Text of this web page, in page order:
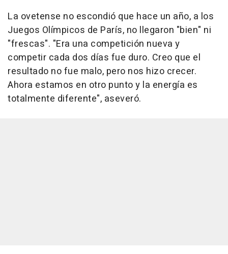
La ovetense no escondió que hace un año, a los
Juegos Olímpicos de París, no llegaron "bien" ni
"frescas". "Era una competición nueva y
competir cada dos días fue duro. Creo que el
resultado no fue malo, pero nos hizo crecer.
Ahora estamos en otro punto y la energía es
totalmente diferente", aseveró.